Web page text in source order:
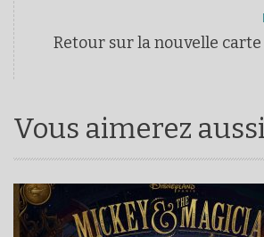
Retour sur la nouvelle
Vous aimerez aussi